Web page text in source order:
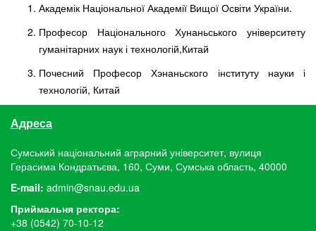
Академік Національної Академії Вищої Освіти України.
Професор Національного Хунаньського університету
гуманітарних наук і технологій,Китай
Почесний Професор Хэнаньского інституту науки і
технологій, Китай
Адреса
Сумський національний аграрний університет, вулиця
Герасима Кондратьєва, 160, Суми, Сумська область, 40000
E-mail: admin@snau.edu.ua
Приймальня ректора:
+38 (0542) 70-10-12